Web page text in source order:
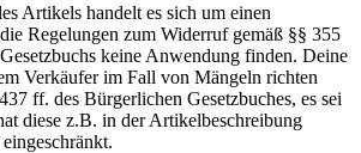
Artikels handelt es sich um einen
Regelungen zum Widerruf gemäß §§ 355
keine Anwendung finden. Deine
Verkäufer im Fall von Mängeln richten
ff. des Bürgerlichen Gesetzbuches, es sei
diese z.B. in der Artikelbeschreibung